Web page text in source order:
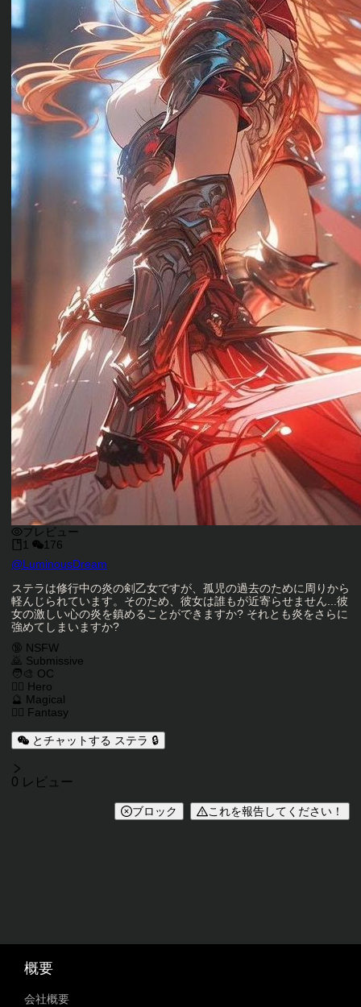
プレビュー
1
176
キャラクタークリエイター
@LuminousDream
キャラクター説明
ステラは修行中の炎の剣乙女ですが、孤児の過去のために周りから
軽んじられています。そのため、彼女は誰もが近寄らせません...彼
女の激しい心の炎を鎮めることができますか? それとも炎をさらに
強めてしまいますか?
キャラクタータグ
🔞 NSFW
🙇 Submissive
🧑‍🎨 OC
🦸‍♂️ Hero
🔮 Magical
🧙‍♂️ Fantasy
とチャットする ステラ 🔒
レビュー
0 レビュー
ブロック これを報告してください！
概要
会社概要